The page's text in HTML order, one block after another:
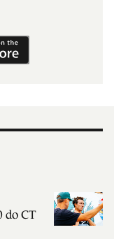
do CT